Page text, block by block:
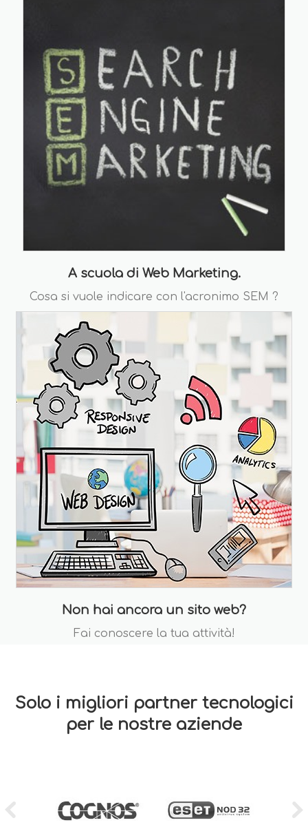
A scuola di Web Marketing.
Cosa si vuole indicare con l'acronimo SEM ?
Non hai ancora un sito web?
Fai conoscere la tua attività!
Solo i migliori partner tecnologici
per le nostre aziende